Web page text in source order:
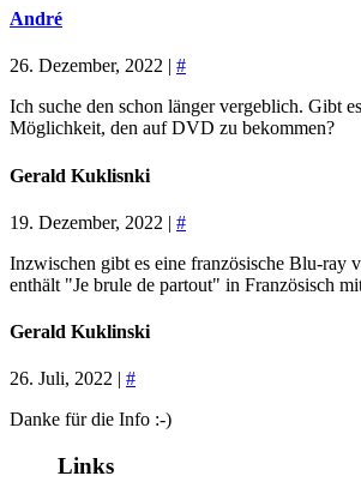
André
26. Dezember, 2022 | #
Ich suche den schon länger vergeblich. Gibt
Möglichkeit, den auf DVD zu bekommen?
Gerald Kuklisnki
19. Dezember, 2022 | #
Inzwischen gibt es eine französische Blu-ray
enthält "Je brule de partout" in Französisch
Gerald Kuklinski
26. Juli, 2022 | #
Danke für die Info :-)
Links